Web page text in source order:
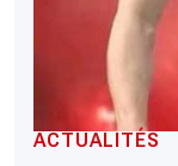
ACTUALITÉS